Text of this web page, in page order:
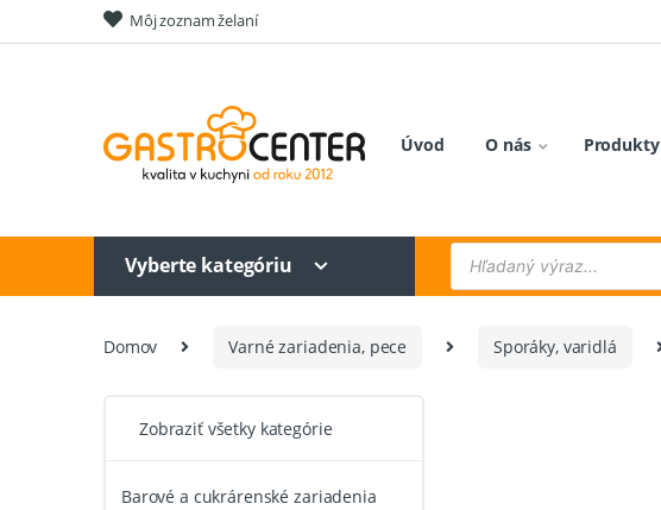
to
to
Môj zoznam želaní
Úvod O nás Produkty
Vyberte kategóriu
Products
search
Domov Varné zariadenia, pece Sporáky, varidlá
Zobraziť všetky kategórie
Barové a cukrárenské zariadenia